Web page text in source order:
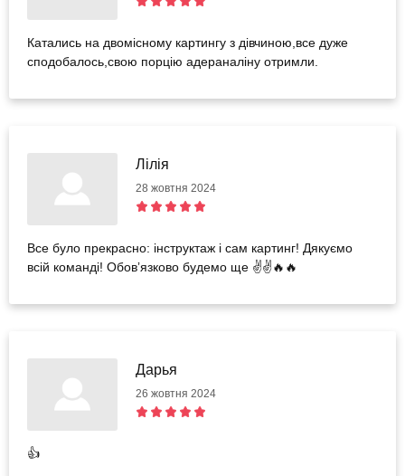
Катались на двомісному картингу з дівчиною,все дуже
сподобалось,свою порцію адераналіну отримли.
Лілія
28 жовтня 2024
Все було прекрасно: інструктаж і сам картинг! Дякуємо
всій команді! Обовʼязково будемо ще ✌️✌️🔥🔥
Дарья
26 жовтня 2024
👍